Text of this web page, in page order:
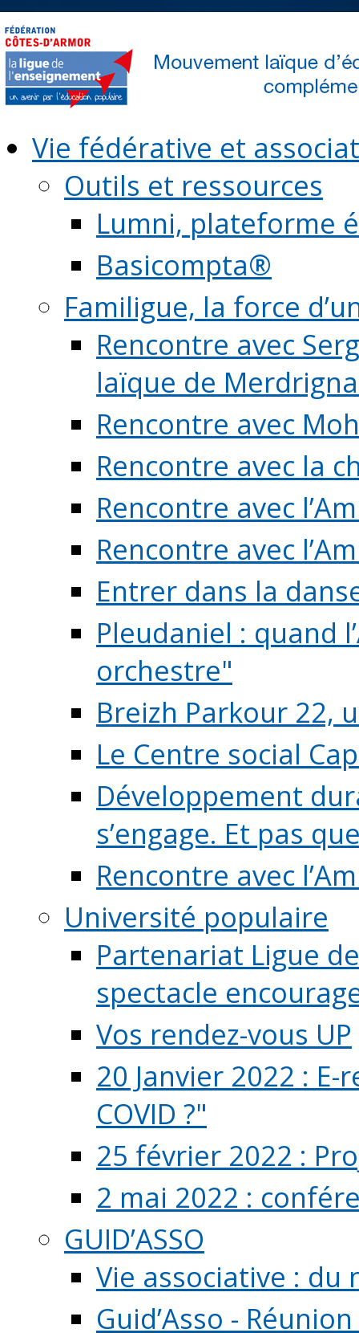
Vie fédérative et
Outils et ressources
Lumni, plateforme
Basicompta®
Familigue, la force
Rencontre avec
laïque de
Rencontre avec
Rencontre avec la
Rencontre avec
Rencontre avec
Entrer dans la
Pleudaniel : quand
orchestre"
Breizh Parkour 22,
Le Centre social
Développement
s’engage. Et pas
Rencontre avec
Université populaire
Partenariat Ligue
spectacle
Vos rendez-vous UP
20 Janvier 2022 :
COVID ?"
25 février 2022 :
2 mai 2022 :
GUID’ASSO
Vie associative : du
Guid’Asso -